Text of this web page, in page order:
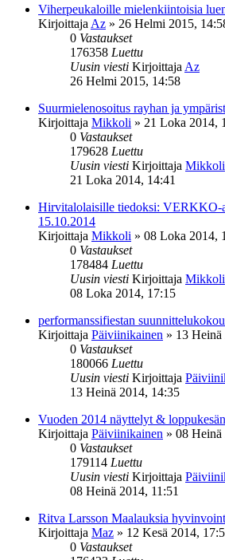
Viherpeukaloille mielenkiintoisia
Kirjoittaja Az » 26 Helmi 2015,
0 Vastaukset
176358 Luettu
Uusin viesti Kirjoittaja Az
26 Helmi 2015, 14:58
Suurmielenosoitus rayhan ja
Kirjoittaja Mikkoli » 21 Loka 2014,
0 Vastaukset
179628 Luettu
Uusin viesti Kirjoittaja Mikkoli
21 Loka 2014, 14:41
Hirvitalolaisille tiedoksi: VERKKO-
15.10.2014
Kirjoittaja Mikkoli » 08 Loka 2014,
0 Vastaukset
178484 Luettu
Uusin viesti Kirjoittaja Mikkoli
08 Loka 2014, 17:15
performanssifiestan
Kirjoittaja Päiviinikainen » 13
0 Vastaukset
180066 Luettu
Uusin viesti Kirjoittaja
13 Heinä 2014, 14:35
Vuoden 2014 näyttelyt &
Kirjoittaja Päiviinikainen » 08 Heinä
0 Vastaukset
179114 Luettu
Uusin viesti Kirjoittaja
08 Heinä 2014, 11:51
Ritva Larsson Maalauksia
Kirjoittaja Maz » 12 Kesä 2014,
0 Vastaukset